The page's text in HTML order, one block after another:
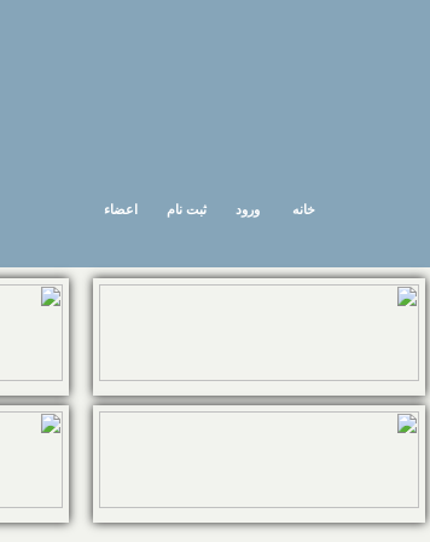
اعضاء ثبت نام ورود خانه